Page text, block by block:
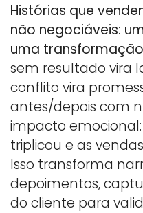
Histórias que
não negociáveis:
uma
sem resultado vira
conflito vira
antes/depois com
impacto emocional:
triplicou e as vendas
Isso transforma
depoimentos,
do cliente para